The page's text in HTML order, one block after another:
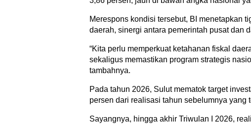
Merespons kondisi tersebut, BI menetapkan
daerah, sinergi antara pemerintah pusat dan
“Kita perlu memperkuat ketahanan fiskal
sekaligus memastikan program strategis
tambahnya.
Pada tahun 2026, Sulut mematok target
persen dari realisasi tahun sebelumnya yang
Sayangnya, hingga akhir Triwulan I 2026,